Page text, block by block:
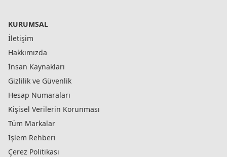
KURUMSAL
İletişim
Hakkımızda
İnsan Kaynakları
Gizlilik ve Güvenlik
Hesap Numaraları
Kişisel Verilerin Korunması
Tüm Markalar
İşlem Rehberi
Çerez Politikası